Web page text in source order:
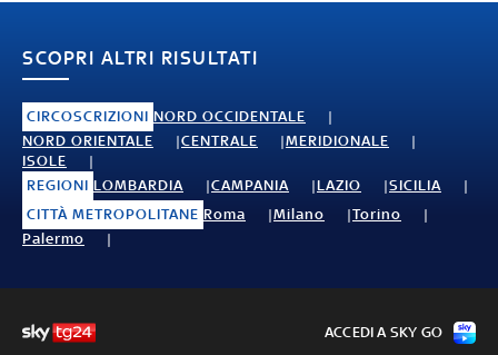
SCOPRI ALTRI RISULTATI
CIRCOSCRIZIONI NORD OCCIDENTALE
NORD ORIENTALE
CENTRALE
MERIDIONALE
ISOLE
REGIONI LOMBARDIA CAMPANIA LAZIO
SICILIA
CITTÀ METROPOLITANE Roma Milano
Torino
Palermo
ACCEDI A SKY GO